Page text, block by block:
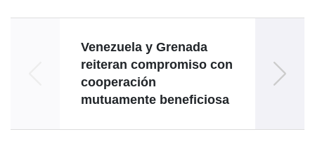
Venezuela y Grenada
reiteran compromiso con
cooperación
mutuamente beneficiosa